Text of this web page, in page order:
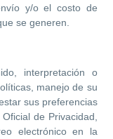
y/o el costo de
se generen.
interpretación o
manejo de su
sus preferencias
de Privacidad,
electrónico en la